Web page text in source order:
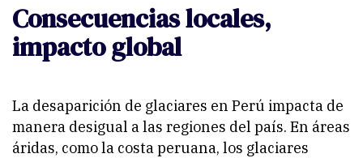
Consecuencias locales,
impacto global
La desaparición de glaciares en Perú impacta de
manera desigual a las regiones del país. En áreas
áridas, como la costa peruana, los glaciares